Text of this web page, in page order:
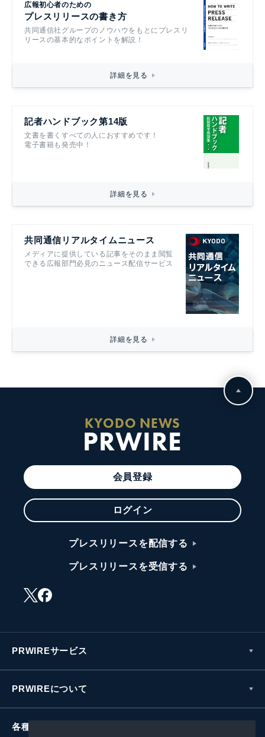
広報初心者のための
プレスリリースの書き方
共同通信社グループのノウハウをもとにプレスリ
リースの基本的なポイントを解説！
詳細を見る
記者ハンドブック第14版
文書を書くすべての人におすすめです！
電子書籍も発売中！
詳細を見る
共同通信リアルタイムニュース
メディアに提供している記事をそのまま閲覧
できる広報部門必見のニュース配信サービス
詳細を見る
KYODO NEWS
PRWIRE
会員登録
ログイン
プレスリリースを配信する
プレスリリースを受信する
PRWIREサービス
PRWIREについて
各種お問い合わせ